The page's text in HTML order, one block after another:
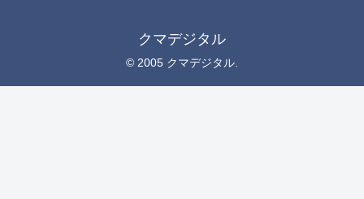
クマデジタル
© 2005 クマデジタル.